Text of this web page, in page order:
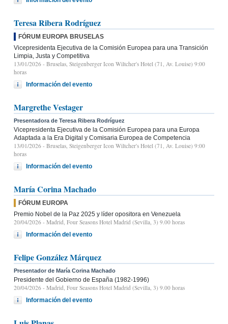
Teresa Ribera Rodríguez
FÓRUM EUROPA BRUSELAS
Vicepresidenta Ejecutiva de la Comisión Europea para una Transición
Limpia, Justa y Competitiva
13/01/2026 - Bruselas, Steigenberger Icon Wiltcher's Hotel (71, Av. Louise) 9:00
horas
Información del evento
Margrethe Vestager
Presentadora de Teresa Ribera Rodríguez
Vicepresidenta Ejecutiva de la Comisión Europea para una Europa
Adaptada a la Era Digital y Comisaria Europea de Competencia
13/01/2026 - Bruselas, Steigenberger Icon Wiltcher's Hotel (71, Av. Louise) 9:00
horas
Información del evento
María Corina Machado
FÓRUM EUROPA
Premio Nobel de la Paz 2025 y líder opositora en Venezuela
20/04/2026 - Madrid, Four Seasons Hotel Madrid (Sevilla, 3) 9.00 horas
Información del evento
Felipe González Márquez
Presentador de María Corina Machado
Presidente del Gobierno de España (1982-1996)
20/04/2026 - Madrid, Four Seasons Hotel Madrid (Sevilla, 3) 9.00 horas
Información del evento